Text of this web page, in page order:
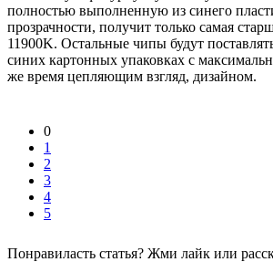
полностью выполненную из синего
прозрачности, получит только самая
11900K. Остальные чипы будут
синих картонных упаковках с
же время цепляющим взгляд, дизайном.
0
1
2
3
4
5
Понравиласть статья? Жми лайк или